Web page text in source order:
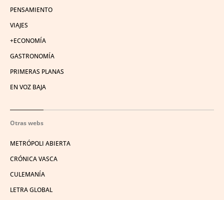
PENSAMIENTO
VIAJES
+ECONOMÍA
GASTRONOMÍA
PRIMERAS PLANAS
EN VOZ BAJA
Otras webs
METRÓPOLI ABIERTA
CRÓNICA VASCA
CULEMANÍA
LETRA GLOBAL